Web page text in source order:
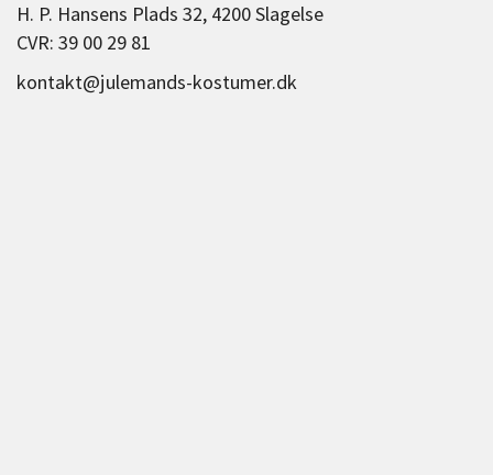
H. P. Hansens Plads 32, 4200 Slagelse
CVR: 39 00 29 81
kontakt@julemands-kostumer.dk